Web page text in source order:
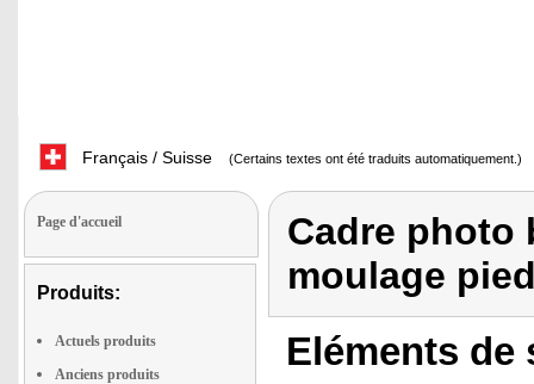
Français / Suisse (Certains textes ont été traduits automatiquement.)
Page d'accueil
Produits:
Actuels produits
Anciens produits
Cadre photo
moulage
Eléments